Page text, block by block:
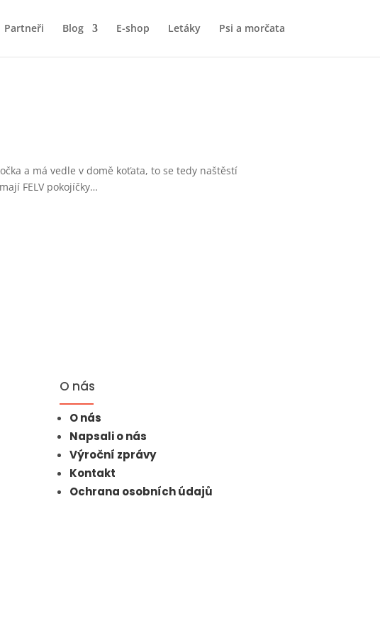
Partneři Blog E-shop Letáky Psi a morčata
a má vedle v domě koťata, to se tedy naštěstí
FELV pokojíčky…
O nás
O nás
Napsali o nás
Výroční zprávy
Kontakt
Ochrana osobních údajů